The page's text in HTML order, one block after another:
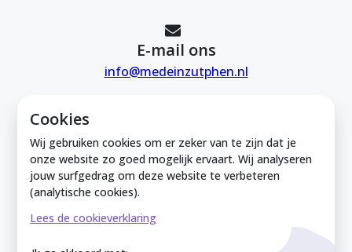
Cookies
Wij gebruiken cookies om er zeker van te zijn dat je
onze website zo goed mogelijk ervaart. Wij analyseren
jouw surfgedrag om deze website te verbeteren
(analytische cookies).
Lees de cookieverklaring
E-mail ons
info@medeinzutphen.nl
Mede in Zutphen is onderdeel van de
Zutphense Uitdaging. KVK Zutphense
Uitdaging: 08212926